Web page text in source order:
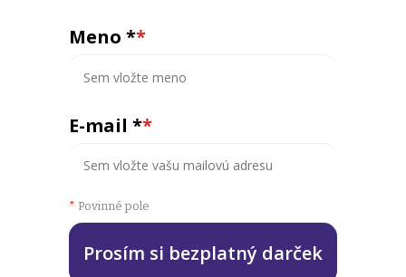
Meno *
E-mail *
* Povinné pole
Prosím si bezplatný darček